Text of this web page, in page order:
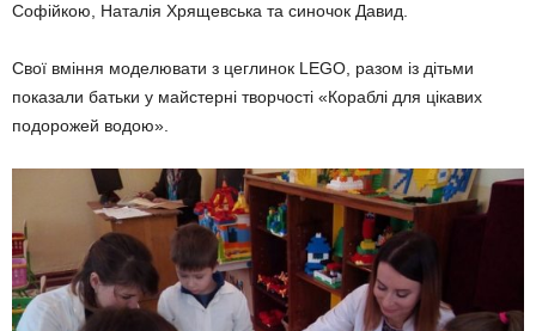
Софійкою, Наталія Хрящевська та синочок Давид.
Свої вміння моделювати з цеглинок LEGO, разом із дітьми
показали батьки у майстерні творчості «Кораблі для цікавих
подорожей водою».